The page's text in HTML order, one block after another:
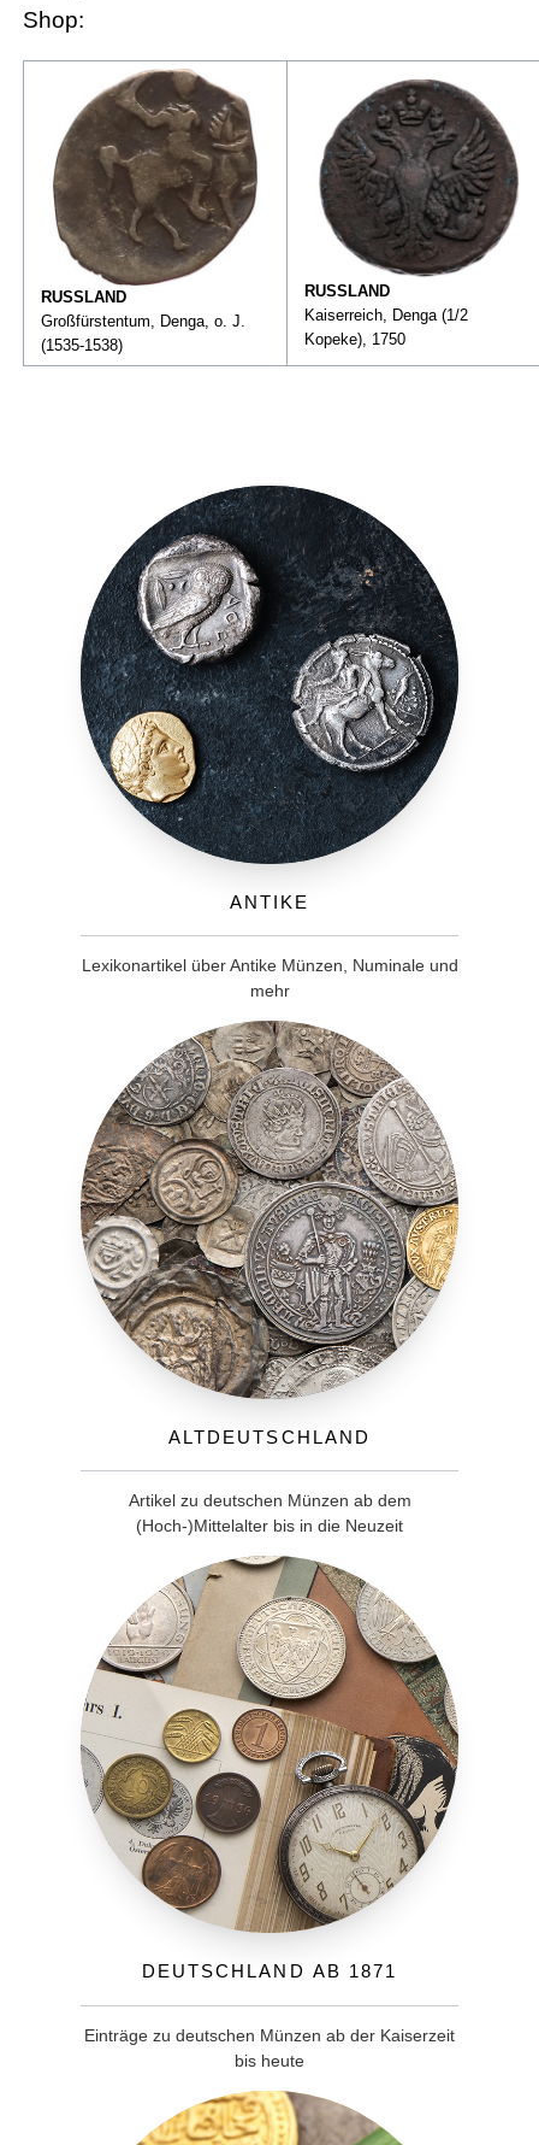
Shop:
RUSSLAND
Großfürstentum, Denga, o. J.
(1535-1538)
RUSSLAND
Kaiserreich, Denga (1/2
Kopeke), 1750
Antike
Lexikonartikel über Antike Münzen, Numinale und
mehr
Altdeutschland
Artikel zu deutschen Münzen ab dem
(Hoch-)Mittelalter bis in die Neuzeit
Deutschland ab 1871
Einträge zu deutschen Münzen ab der Kaiserzeit
bis heute